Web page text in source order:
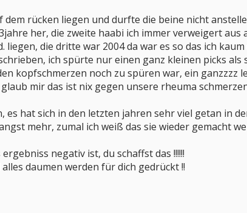
dem rücken liegen und durfte die beine nicht
her, die zweite haabi ich immer verweigert aus
die dritte war 2004 da war es so das ich
ich spürte nur einen ganz kleinen picks
kopfschmerzen noch zu spüren war, ein ganzzzz
mir das ist nix gegen unsere rheuma
es hat sich in den letzten jahren sehr viel getan in
mehr, zumal ich weiß das sie wieder gemacht
negativ ist, du schaffst das !!!!!!
daumen werden für dich gedrückt !!